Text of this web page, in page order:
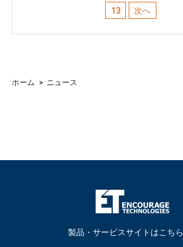
13 次へ
ホーム > ニュース
製品・サービスサイトはこちら